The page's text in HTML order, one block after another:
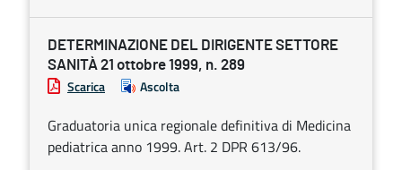
DETERMINAZIONE DEL DIRIGENTE SETTORE
SANITÀ 21 ottobre 1999, n. 289
Scarica Ascolta
Graduatoria unica regionale definitiva di Medicina
pediatrica anno 1999. Art. 2 DPR 613/96.